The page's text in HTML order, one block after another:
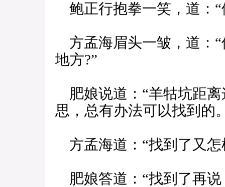
鲍正行抱拳一笑，道：“
方孟海眉头一皱，道：
地方?”
肥娘说道：“羊牯坑距
思，总有办法可以找到的
方孟海道：“找到了又怎
肥娘答道：“找到了再说